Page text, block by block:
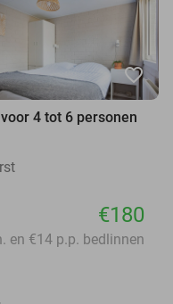
favorite_border
4 tot 6 personen
€180
en €14 p.p. bedlinnen